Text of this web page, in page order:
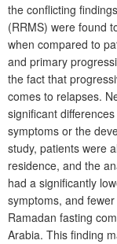
the conflicting
(RRMS) were found
when compared to
and primary
the fact that
comes to relapses.
significant
symptoms or the
study, patients were
residence, and the
had a significantly
symptoms, and
Ramadan fasting
Arabia. This finding